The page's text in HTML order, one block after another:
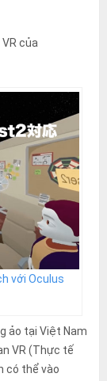
của
với Oculus
ảo tại Việt Nam
VR (Thực tế
có thể vào